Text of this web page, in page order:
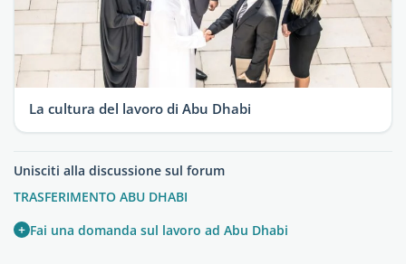
La cultura del lavoro di Abu Dhabi
Unisciti alla discussione sul forum
TRASFERIMENTO ABU DHABI
+ Fai una domanda sul lavoro ad Abu Dhabi